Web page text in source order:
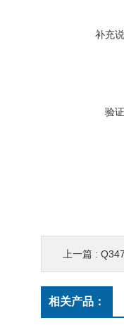
补充
验
上一篇 :
相关产品：